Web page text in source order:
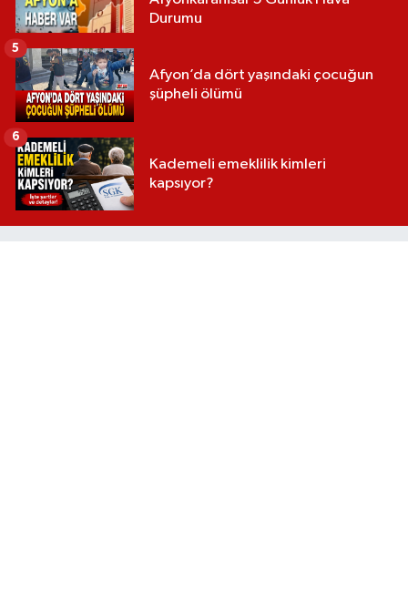
Durumu
Afyon’da dört yaşındaki çocuğun
şüpheli ölümü
5
Kademeli emeklilik kimleri
kapsıyor?
6